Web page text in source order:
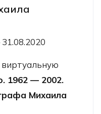
1962 — 2002.
Михаила